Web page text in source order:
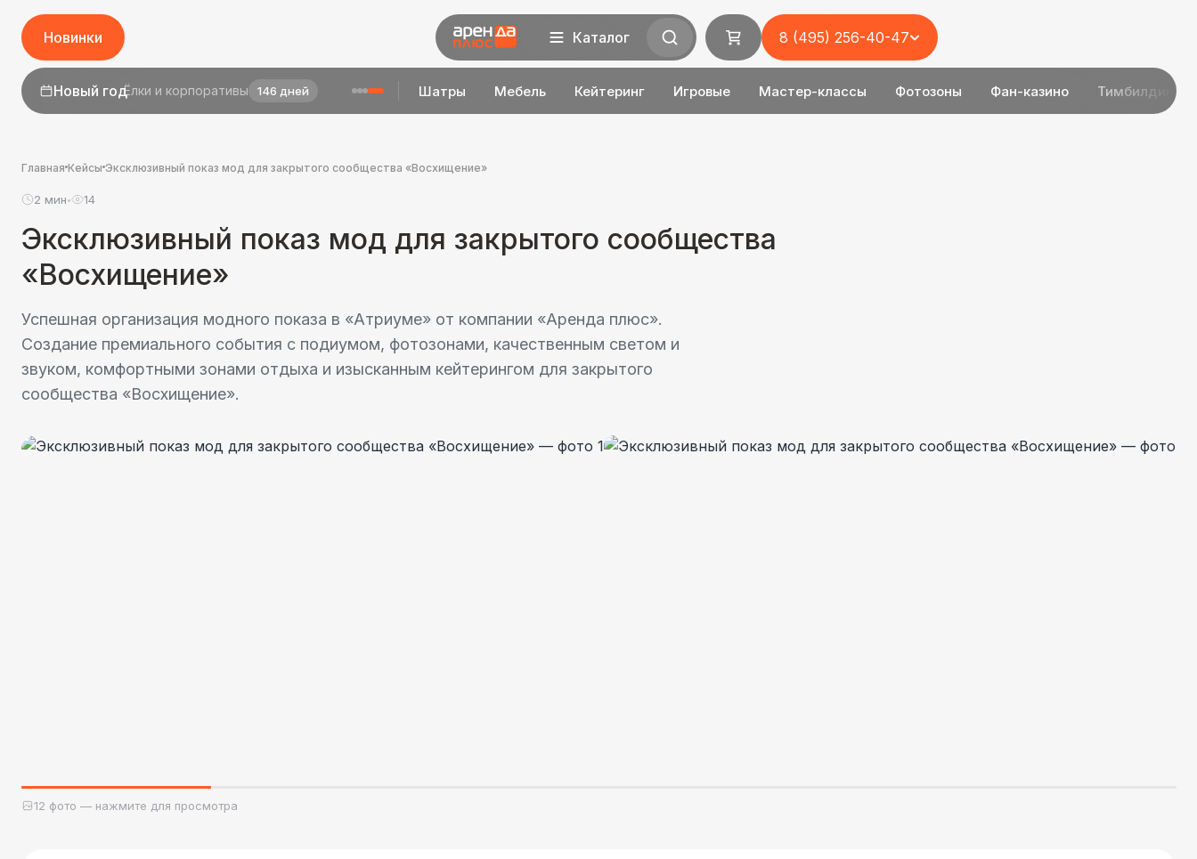
Новинки
1 сентябряДень знаний 24 дня
Новый год
Шатры Мебель Кейтеринг Игровые Мастер-классы Фотозоны Фан-казино Тимбилдинг
Каталог 8 (495) 256-40-47
Главная Кейсы Эксклюзивный показ мод для закрытого сообщества «Восхищение»
2 мин• 14
Эксклюзивный показ мод для закрытого сообщества
«Восхищение»
Успешная организация модного показа в «Атриуме» от компании «Аренда плюс».
Создание премиального события с подиумом, фотозонами, качественным светом и
звуком, комфортными зонами отдыха и изысканным кейтерингом для закрытого
сообщества «Восхищение».
12 фото — нажмите для просмотра